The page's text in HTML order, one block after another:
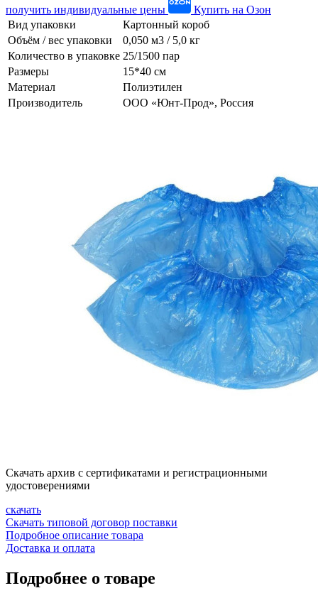
получить индивидуальные цены
Купить на Озон
Вид упаковки
Картонный короб
Объём / вес упаковки
0,050 м3 / 5,0 кг
Количество в упаковке 25/1500 пар
Размеры
15*40 см
Материал
Полиэтилен
Производитель
ООО «Юнт-Прод», Россия
Скачать архив с сертификатами и регистрационными
удостоверениями
скачать
Скачать типовой договор поставки
Подробное описание товара
Доставка и оплата
Подробнее о товаре